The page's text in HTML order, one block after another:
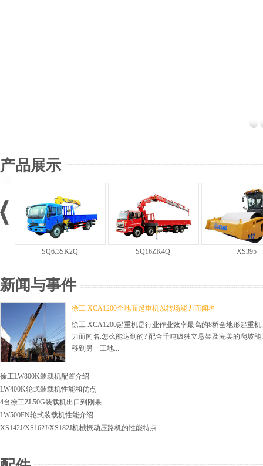
产品展示
SQ6.3SK2Q SQ16ZK4Q XS395
新闻与事件
徐工 XCA1200全地面起重机以转场能力而闻名
徐工 XCA1200起重机是行业作业效率最高的8桥全地形起重
力而闻名.怎么能达到的? 配合千吨级独立悬架及完美的爬坡
移到另一工地...
徐工LW800K装载机配置介绍
LW400K轮式装载机性能和优点
4台徐工ZL50G装载机出口到刚果
LW500FN轮式装载机性能介绍
XS142J/XS162J/XS182J机械振动压路机的性能特点